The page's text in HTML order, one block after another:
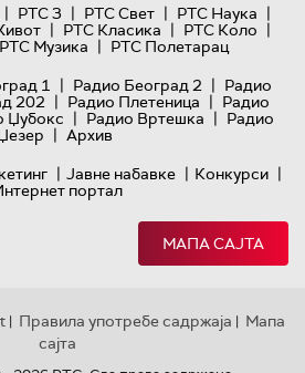
| РТС 3 | РТС Свет | РТС Наука |
| РТС Класика | РТС Коло |
РТС Музика | РТС Полетарац
1 | Радио Београд 2 | Радио
202 | Радио Плетеница | Радио
Џубокс | Радио Вртешка | Радио
| Архив
| Јавне набавке | Конкурси |
портал
МАПА САЈТА
| Правила употребе садржаја | Мапа
сајта